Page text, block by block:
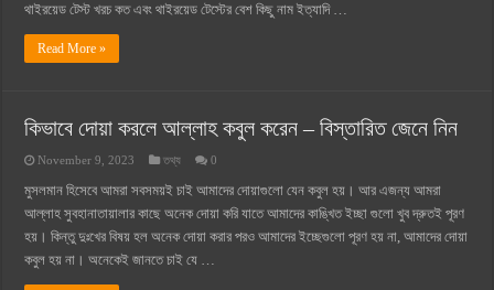
থাইরয়েড টেস্ট খরচ কত এবং থাইরয়েড টেস্টের বেশ কিছু নাম ইত্যাদি …
Read More »
কিভাবে দোয়া করলে আল্লাহ কবুল করেন – বিস্তারিত জেনে নিন
November 9, 2023 তথ্য 0
মুসলমান হিসেবে আমরা সবসময়ই চাই আমাদের দোয়াগুলো যেন কবুল হয়। আর এজন্য আমরা
আল্লাহ সুবহানাতায়ালার কাছে অনেক দোয়া করি যাতে আমাদের কাঙ্খিত ইচ্ছা গুলো খুব দ্রুতই পূরণ
হয়। কিন্তু দুঃখের বিষয় হল অনেক দোয়া করার পরও আমাদের ইচ্ছেগুলো পূরণ হয় না, আমাদের দোয়া
কবুল হয় না। অনেকেই জানতে চাই যে …